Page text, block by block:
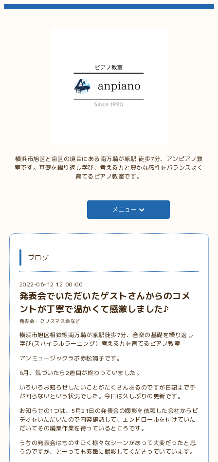
横浜市旭区と泉区の境目にある南万騎が原駅 徒歩7分、アンピアノ教
室です。基礎を繰り返し学び、考える力と豊かな感性をバランスよく
育てるピアノ教室です。
メニュー
ブログ
2022-06-12 12:00:00
発表会でいただいたゲストさんからのコメ
ントが丁寧で温かくて感激しました♪
発表会・クリスマス会など
横浜市旭区相鉄線南万騎が原駅徒歩7分、音楽の基礎を繰り返し
学び(スパイラルラーニング）考える力を育てるピアノ教室
アンミュージックラボ赤松靖子です。
6月、気づいたら2週目が終わっていました。
いろいろお知らせしたいことがたくさんあるのですが日記まで手
が回らないという状況でした。今日は久しぶりの更新です。
お知らせの1つは、5月21日の発表会の撮影を依頼した会社からビ
デオをいただいたので内容確認して、エンドロールを付けていた
だいてその編集作業を待っているところです。
うちの発表会はものすごく様々なシーンがあって大変だったと思
うのですが、とーっても素敵に撮影してくださっていています。